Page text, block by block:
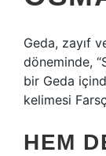
Geda, zayıf
döneminde,
bir Geda
kelimesi
HEM